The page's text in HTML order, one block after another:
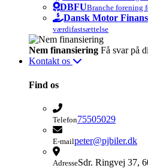
DBFUBranche forening
Dansk Motor Finans
værdifastsættelse
Nem finansiering Få svar på
Kontakt os
Find os
Telefon75505029
E-mailpeter@pjbiler.dk
AdresseSdr. Ringvej 37,